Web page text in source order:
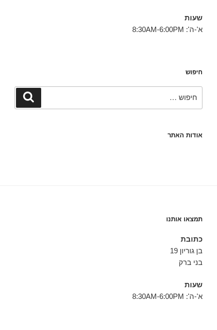
שעות
א'-ה': 8:30AM-6:00PM
חיפוש
חיפוש
אודות האתר
תמצאו אותנו
כתובת
בן גוריון 19
בני ברק
שעות
א'-ה': 8:30AM-6:00PM